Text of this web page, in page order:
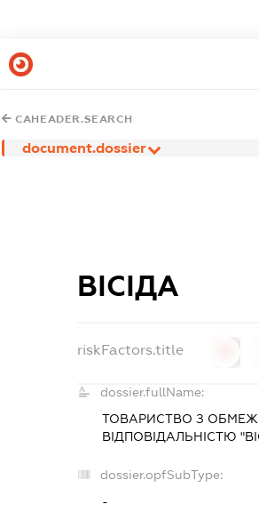
CAHEADER.SEARCH
document.dossier
ВІСІДА
riskFactors.title
dossier.fullName:
ТОВАРИСТВО З
ВІДПОВІДАЛЬНІСТЮ
dossier.opfSubType:
-